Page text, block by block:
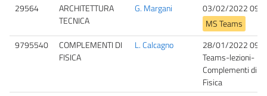
29564
ARCHITETTURA
TECNICA
G. Margani
03/02/2022
MS Teams
9795540
COMPLEMENTI DI
FISICA
L. Calcagno
28/01/2022
Teams-lezioni-
Complementi di
Fisica